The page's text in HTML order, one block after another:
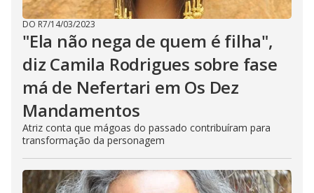
DO R7/14/03/2023
"Ela não nega de quem é filha",
diz Camila Rodrigues sobre fase
má de Nefertari em Os Dez
Mandamentos
Atriz conta que mágoas do passado contribuíram para
transformação da personagem